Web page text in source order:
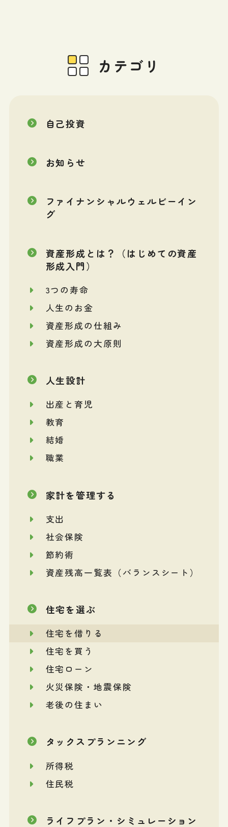
カテゴリ
自己投資
お知らせ
ファイナンシャルウェルビーイン
グ
資産形成とは？（はじめての資産
形成入門）
3つの寿命
人生のお金
資産形成の仕組み
資産形成の大原則
人生設計
出産と育児
教育
結婚
職業
家計を管理する
支出
社会保険
節約術
資産残高一覧表（バランスシート）
住宅を選ぶ
住宅を借りる
住宅を買う
住宅ローン
火災保険・地震保険
老後の住まい
タックスプランニング
所得税
住民税
ライフプラン・シミュレーション